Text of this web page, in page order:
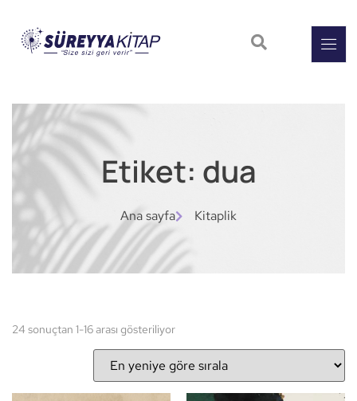
Etiket: dua
Ana sayfa Kitaplik
24 sonuçtan 1-16 arası gösteriliyor